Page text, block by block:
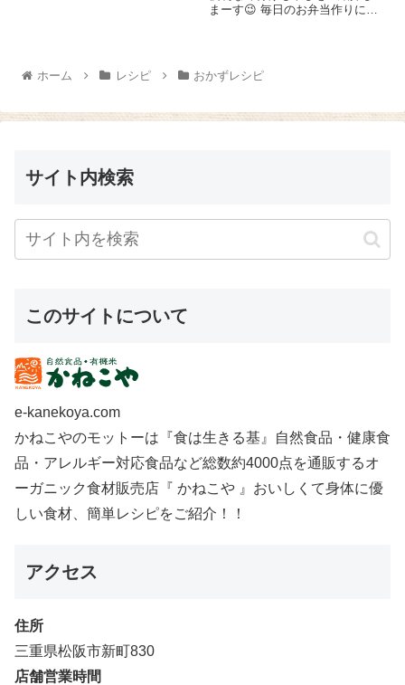
まーす😉 毎日のお弁当作りに、
一番』 1袋を全体にふりかけた
らできあがり＼(^o^)／ こ...
ホーム レシピ おかずレシピ
サイト内検索
このサイトについて
e-kanekoya.com
かねこやのモットーは『食は生きる基』自然食品・健康食
品・アレルギー対応食品など総数約4000点を通販するオ
ーガニック食材販売店『 かねこや 』おいしくて身体に優
しい食材、簡単レシピをご紹介！！
アクセス
住所
三重県松阪市新町830
店舗営業時間